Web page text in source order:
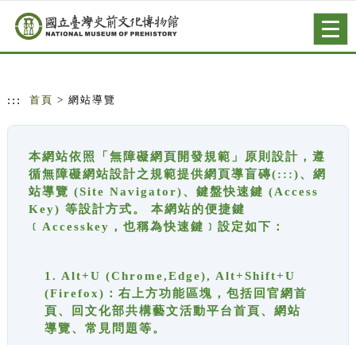
跳到主要內容
網站導覽
::: 首頁 > 網站導覽
本網站依照「無障礙網頁開發規範」原則設計，遵
循無障礙網站設計之規範提供網頁導盲磚(:::)、網
站導覽 (Site Navigator)、鍵盤快速鍵 (Access
Key) 等設計方式。 本網站的便捷鍵
﹝Accesskey，也稱為快速鍵﹞設定如下：
1. Alt+U (Chrome,Edge), Alt+Shift+U
(Firefox)：右上方功能區塊，包括回官網首
頁、回文化部共構藝文活動平台首頁、網站
導覽、常見問題等。